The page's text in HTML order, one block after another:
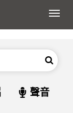
展
搜尋
聲音